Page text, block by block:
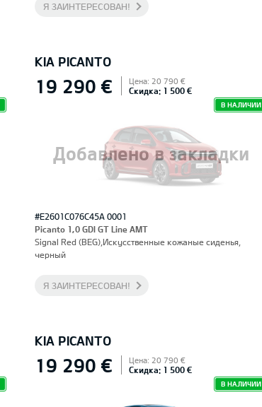
Я ЗАИНТЕРЕСОВАН!
KIA PICANTO
Добавлено в закладки
19 290 € Цена: 20 790 €
Скидка: 1 500 €
В НАЛИЧИИ
#E2601C076C45A 0001
Picanto 1,0 GDI GT Line AMT
Signal Red (BEG),Искусственные кожаные сиденья,
черный
Я ЗАИНТЕРЕСОВАН!
KIA PICANTO
19 290 € Цена: 20 790 €
Скидка: 1 500 €
В НАЛИЧИИ